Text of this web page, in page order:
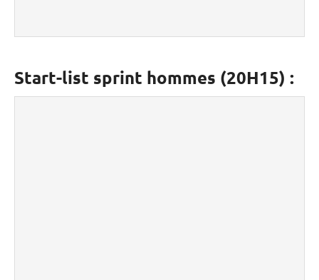
Start-list sprint hommes (20H15) :